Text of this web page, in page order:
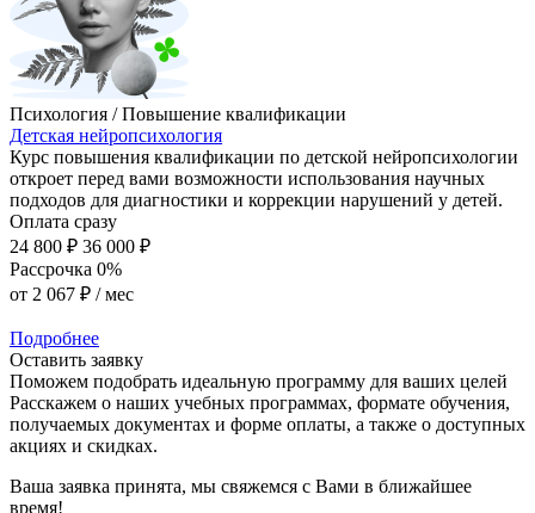
Психология / Повышение квалификации
Детская нейропсихология
Курс повышения квалификации по детской нейропсихологии
откроет перед вами возможности использования научных
подходов для диагностики и коррекции нарушений у детей.
Оплата сразу
24 800 ₽ 36 000 ₽
Рассрочка 0%
от 2 067 ₽ / мес
Подробнее
Оставить заявку
Поможем подобрать идеальную программу для ваших целей
Расскажем о наших учебных программах, формате обучения,
получаемых документах и форме оплаты, а также о доступных
акциях и скидках.
Ваша заявка принята, мы свяжемся с Вами в ближайшее
время!